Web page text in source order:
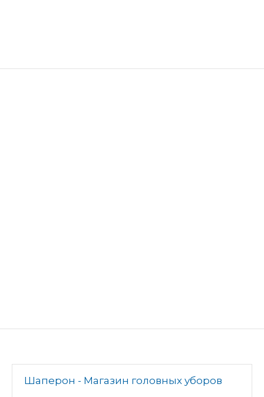
Шаперон - Магазин головных уборов